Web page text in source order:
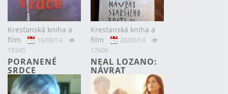
Kresťanská kniha a
film
16/06/14
19345
PORANENÉ
SRDCE
Kresťanská kniha a
film
28/05/14
17600
NEAL LOZANO:
NÁVRAT
STARŠIEHO
BRATA.